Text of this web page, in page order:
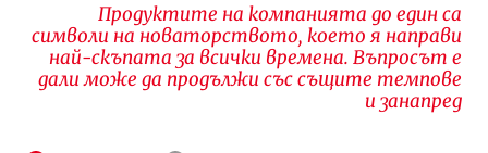
Продуктите на компанията до един са
символи на новаторството, което я направи
най-скъпата за всички времена. Въпросът е
дали може да продължи със същите темпове
и занапред